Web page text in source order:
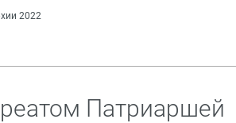
2022
Патриаршей